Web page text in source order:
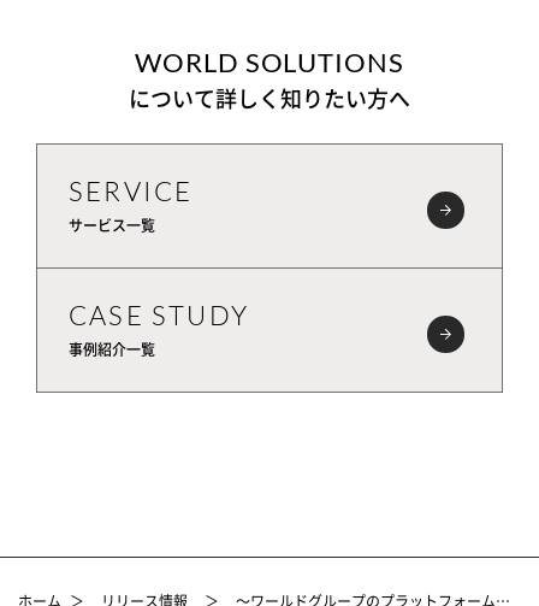
WORLD SOLUTIONS
について詳しく知りたい方へ
SERVICE
サービス一覧
CASE STUDY
事例紹介一覧
ホーム ＞ リリース情報 ＞ ～ワールドグループのプラットフォームをフル活用～ 株式会社はせがわの新会社が運営するライフスタイルショップ「田ノ実（Tanomi）」にサービス提供